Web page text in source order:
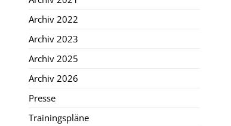
Archiv 2022
Archiv 2023
Archiv 2025
Archiv 2026
Presse
Trainingspläne